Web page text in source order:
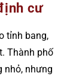
cư
tỉnh bang,
Thành phố
nhỏ, nhưng